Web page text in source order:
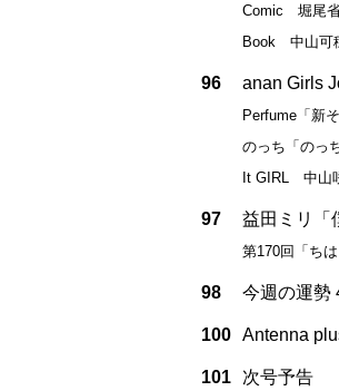
Comic 堀尾省
Book 中山可
96 anan Girls
Perfume「新
のっち「のっ
It GIRL 中山
97 益田ミリ「
第170回「ちは
98 今週の運勢
100 Antenna
101 次号予告